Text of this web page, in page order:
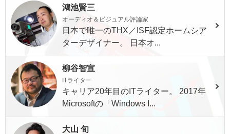
鴻池賢三
オーディオ＆ビジュアル評論家
日本で唯一のTHX／ISF認定ホームシア
ターデザイナー。 日本オ...
柳谷智宣
ITライター
キャリア20年目のITライター。 2017年
Microsoftの「Windows I...
大山 旬